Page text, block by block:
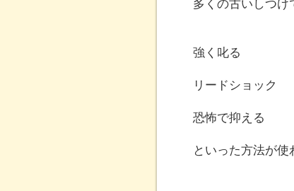
多くの古いしつけ
強く叱る
リードショック
恐怖で抑える
といった方法が使